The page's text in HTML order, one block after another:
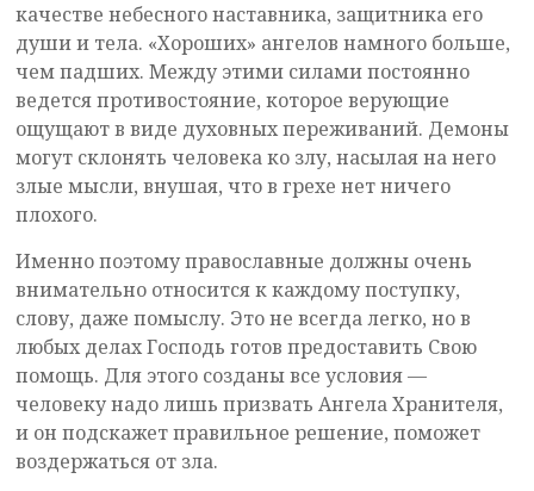
качестве небесного наставника, защитника его
души и тела. «Хороших» ангелов намного больше,
чем падших. Между этими силами постоянно
ведется противостояние, которое верующие
ощущают в виде духовных переживаний. Демоны
могут склонять человека ко злу, насылая на него
злые мысли, внушая, что в грехе нет ничего
плохого.
Именно поэтому православные должны очень
внимательно относится к каждому поступку,
слову, даже помыслу. Это не всегда легко, но в
любых делах Господь готов предоставить Свою
помощь. Для этого созданы все условия —
человеку надо лишь призвать Ангела Хранителя,
и он подскажет правильное решение, поможет
воздержаться от зла.